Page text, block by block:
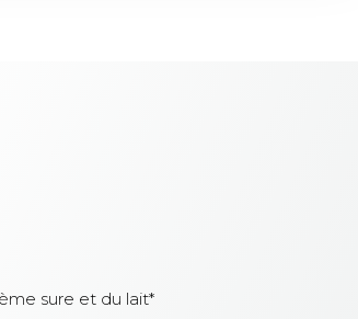
sure et du lait*